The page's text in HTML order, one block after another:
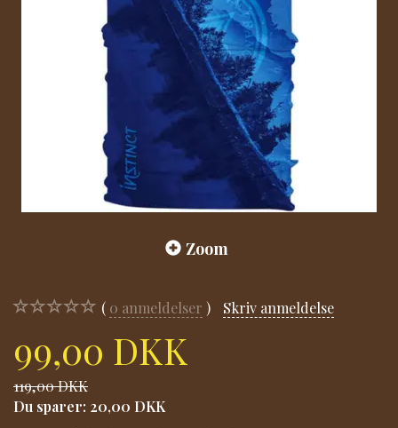
Zoom
0 anmeldelser Skriv anmeldelse
99,00 DKK
119,00 DKK
Du sparer: 20,00 DKK